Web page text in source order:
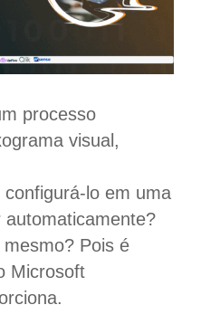
processo
visual,
lo em uma
Pois é
Microsoft